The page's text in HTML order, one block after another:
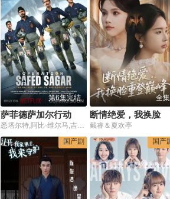
第6集完结
萨菲德萨加尔行动
悉塔尔特,阿比·维尔马,吉米·舍尔吉勒,Dia Mirza,普拉加克塔·科利
全集
断情绝爱，我换脸重登巅峰
戴睿＆夏欢亭
国产剧 国产